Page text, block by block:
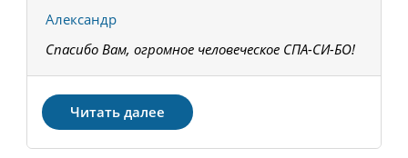
Александр
Спасибо Вам, огромное человеческое СПА-СИ-БО!
Читать далее